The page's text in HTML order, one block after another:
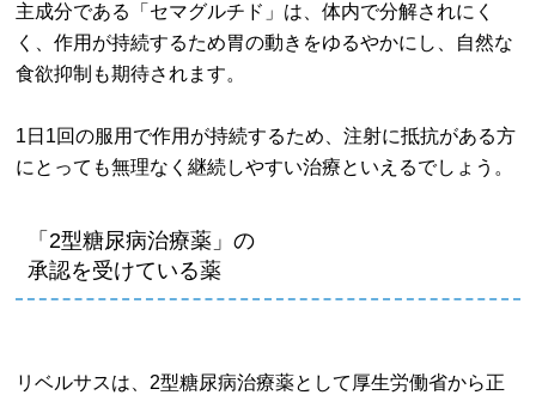
主成分である「セマグルチド」は、体内で分解されにく
く、作用が持続するため胃の動きをゆるやかにし、自然な
食欲抑制も期待されます。
1日1回の服用で作用が持続するため、注射に抵抗がある方
にとっても無理なく継続しやすい治療といえるでしょう。
「2型糖尿病治療薬」の
承認を受けている薬
​リベルサスは、2型糖尿病治療薬として厚生労働省から正